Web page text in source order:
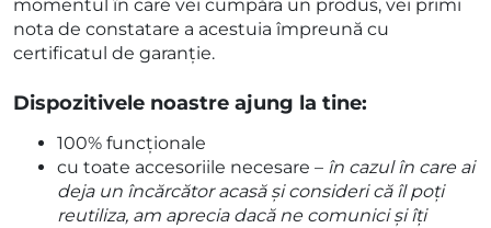
momentul în care vei cumpăra un produs, vei primi
nota de constatare a acestuia împreună cu
certificatul de garanție.
Dispozitivele noastre ajung la tine:
100% funcționale
cu toate accesoriile necesare – în cazul în care ai
deja un încărcător acasă și consideri că îl poți
reutiliza, am aprecia dacă ne comunici și îți